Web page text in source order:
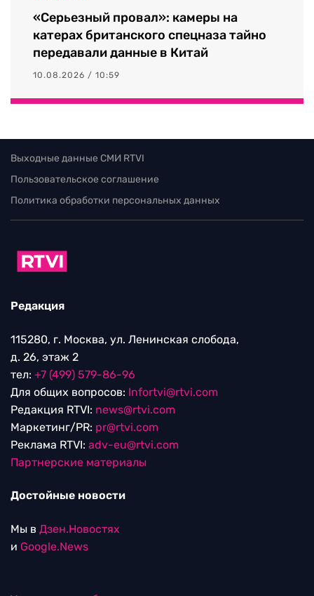
«Серьезный провал»: камеры на
катерах британского спецназа тайно
передавали данные в Китай
10.08.2026 / 10:59
Выходные данные СМИ RTVI
Пользовательское соглашение
Политика обработки персональных данных
Редакция
115280, г. Москва, ул. Ленинская слобода,
д. 26, этаж 2
тел: +7 (499) 579-86-96
Для общих вопросов: Infortvi@rtvi.com
Редакция RTVI: news@rtvi.com
Маркетинг/PR: pr@rtvi.com
Реклама RTVI: adv-eu@rtvi.com
Партнерские материалы
Достойные новости
Мы в Дзен.Новостях
и Google.News